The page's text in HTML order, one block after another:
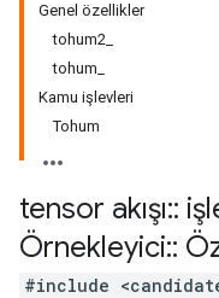
Genel özellikler
tohum2_
tohum_
Kamu işlevleri
Tohum
tensor akışı::
Örnekleyici::
#include